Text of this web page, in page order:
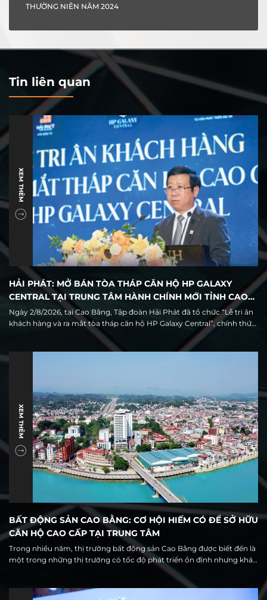
THƯỜNG NIÊN NĂM 2024
Tin liên quan
XEM THÊM
HẢI PHÁT: MỞ BÁN TÒA THÁP CĂN HỘ HP GALAXY
CENTRAL TẠI TRUNG TÂM HÀNH CHÍNH MỚI TỈNH CAO
BẰNG
Ngày 2/8/2026, tại Cao Bằng, Tập đoàn Hải Phát đã tổ chức “Lễ tri ân
khách hàng và ra mắt tòa tháp căn hộ HP Galaxy Central”, chính thức
giới thiệu ra thị trường 68 căn hộ thuộc tòa tháp cao tầng duy nhất
trong quần thể khu đô thị HP Galaxy Cao Bằng.
XEM THÊM
BẤT ĐỘNG SẢN CAO BẰNG: CƠ HỘI HIẾM CÓ ĐỂ SỞ HỮU
CĂN HỘ CAO CẤP TẠI TRUNG TÂM
Trong nhiều năm, thị trường bất động sản Cao Bằng được biết đến là
một trong những thị trường có tốc độ phát triển ổn định nhưng khá
đặc thù, với nguồn cung chủ yếu tập trung ở đất nền và nhà phố. Tuy
nhiên, cùng với quá trình đô thị hóa, đầu tư hạ tầng và sự hình thành
của trung tâm hành chính mới, thị trường địa phương đang đứng